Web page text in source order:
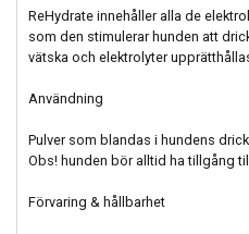
ReHydrate innehåller alla de
som den stimulerar hunden att
vätska och elektrolyter
Användning
Pulver som blandas i hundens
Obs! hunden bör alltid ha tillgång
Förvaring & hållbarhet